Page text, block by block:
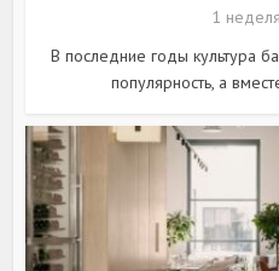
1
В последние годы культура
популярность, а